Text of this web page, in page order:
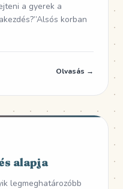
a gyerek a
korban
Olvasás →
alapja
legmeghatározóbb